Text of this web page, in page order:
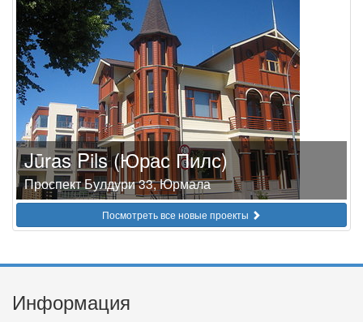
Jūras Pils (Юрас Пилс)
Проспект Булдури 33, Юрмала
Посмотреть все новые проекты
Информация